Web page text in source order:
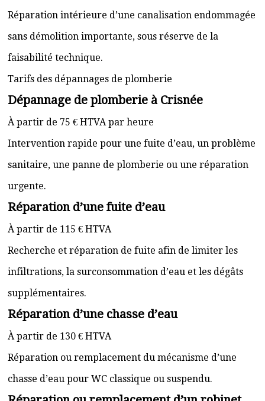
Réparation intérieure d’une canalisation endommagée
sans démolition importante, sous réserve de la
faisabilité technique.
Tarifs des dépannages de plomberie
Dépannage de plomberie à Crisnée
À partir de 75 € HTVA par heure
Intervention rapide pour une fuite d’eau, un problème
sanitaire, une panne de plomberie ou une réparation
urgente.
Réparation d’une fuite d’eau
À partir de 115 € HTVA
Recherche et réparation de fuite afin de limiter les
infiltrations, la surconsommation d’eau et les dégâts
supplémentaires.
Réparation d’une chasse d’eau
À partir de 130 € HTVA
Réparation ou remplacement du mécanisme d’une
chasse d’eau pour WC classique ou suspendu.